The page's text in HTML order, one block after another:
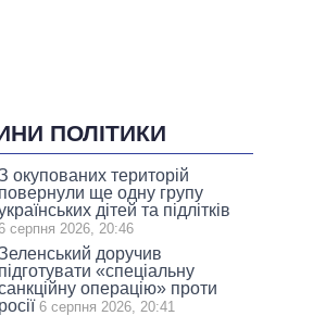
ПОЛІТИКИ
окупованих територій
повернули ще одну групу
дітей та підлітків
серпня 2026, 20:46
доручив
підготувати «спеціальну
операцію» проти
росії 6 серпня 2026, 20:41